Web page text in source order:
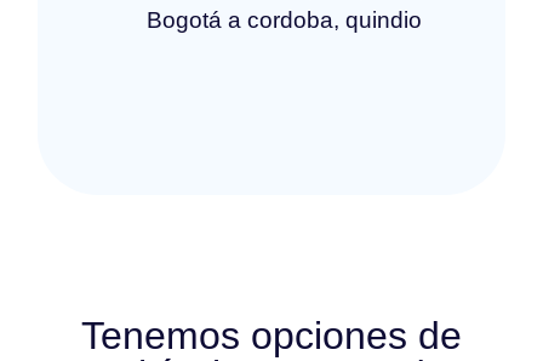
Bogotá a cordoba, quindio
Tenemos opciones de